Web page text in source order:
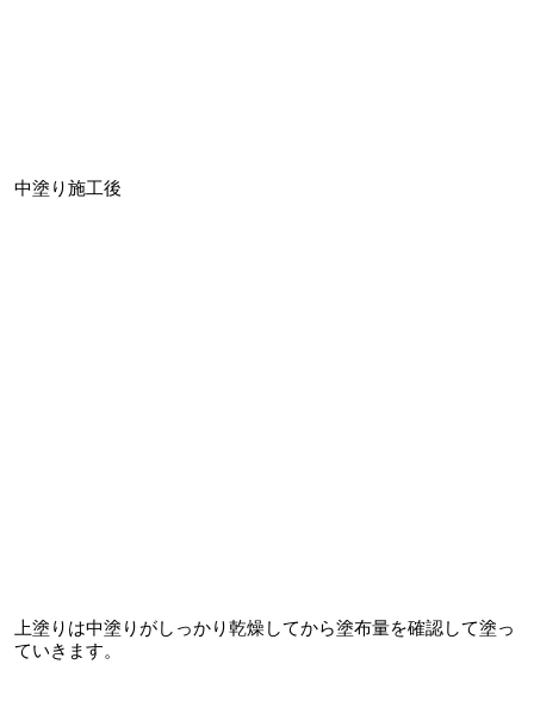
中塗り施工後
上塗りは中塗りがしっかり乾燥してから塗布量を確認して塗っ
ていきます。